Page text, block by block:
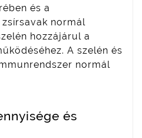
és a
normál
hozzájárul a
A szelén és
normál
és